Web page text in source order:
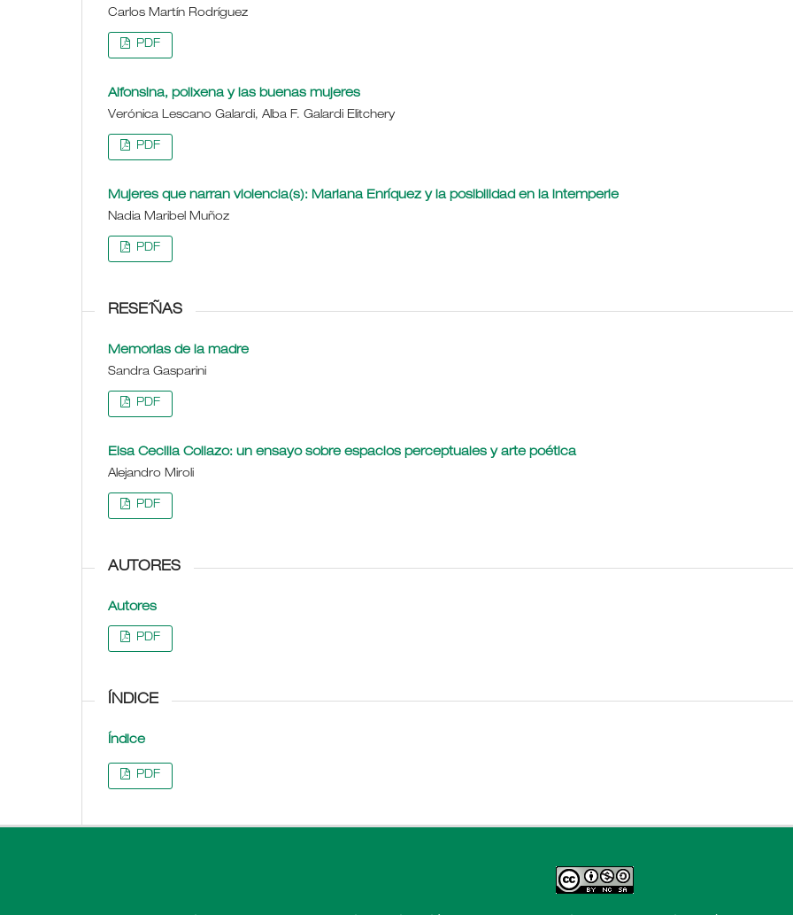
Carlos Martín Rodríguez
PDF
Alfonsina, polixena y las buenas mujeres
Verónica Lescano Galardi, Alba F. Galardi Elitchery
PDF
Mujeres que narran violencia(s): Mariana Enríquez y la posibilidad en la intemperie
Nadia Maribel Muñoz
PDF
RESE´ÑAS
Memorias de la madre
Sandra Gasparini
PDF
Elsa Cecilia Collazo: un ensayo sobre espacios perceptuales y arte poética
Alejandro Miroli
PDF
AUTORES
Autores
PDF
ÍNDICE
Índice
PDF